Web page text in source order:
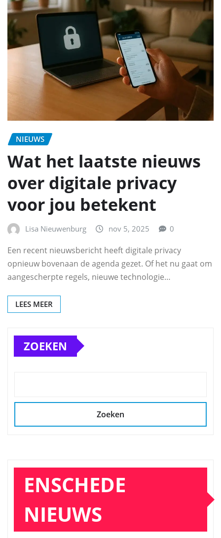
NIEUWS
Wat het laatste nieuws
over digitale privacy
voor jou betekent
Lisa Nieuwenburg nov 5, 2025 0
Een recent nieuwsbericht heeft digitale privacy
opnieuw bovenaan de agenda gezet. Of het nu gaat om
aangescherpte regels, nieuwe technologie…
LEES MEER
ZOEKEN
Zoeken
ENSCHEDE
NIEUWS